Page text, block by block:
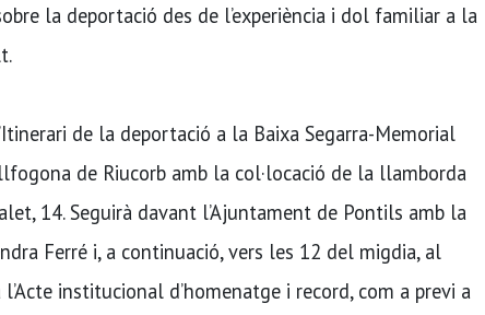
la deportació des de l’experiència i dol familiar a la
de la deportació a la Baixa Segarra-Memorial
de Riucorb amb la col·locació de la llamborda
14. Seguirà davant l’Ajuntament de Pontils amb la
Ferré i, a continuació, vers les 12 del migdia, al
institucional d’homenatge i record, com a previ a